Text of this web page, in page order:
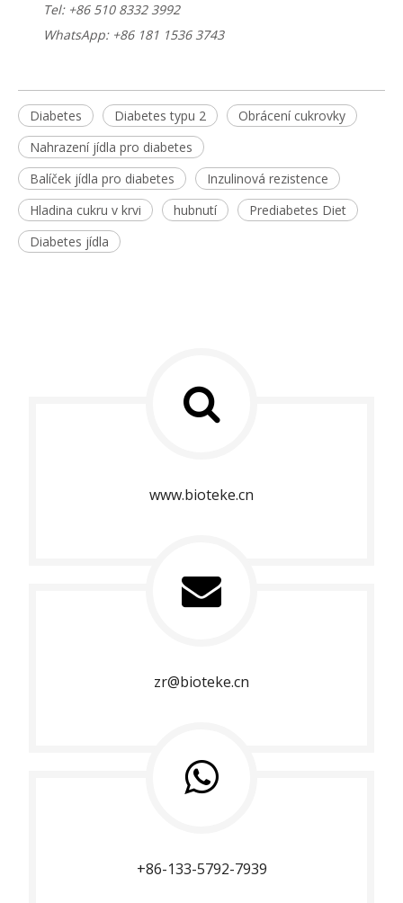
Tel: +86 510 8332 3992
WhatsApp: +86 181 1536 3743
Diabetes Diabetes typu 2
Obrácení cukrovky
Nahrazení jídla pro diabetes
Balíček jídla pro diabetes
Inzulinová rezistence
Hladina cukru v krvi
hubnutí
Prediabetes Diet
Diabetes jídla
www.bioteke.cn
zr@bioteke.cn
+86-133-5792-7939